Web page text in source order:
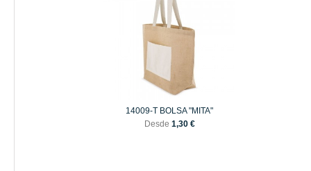
14009-T BOLSA "MITA"
Desde 1,30 €